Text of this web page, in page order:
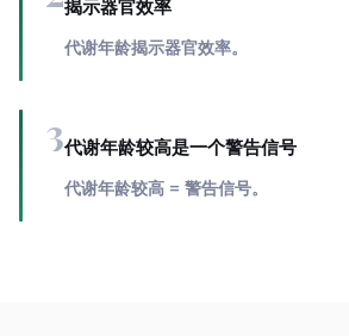
揭示器官效率
代谢年龄揭示器官效率。
3代谢年龄较高是一个警告信号
代谢年龄较高 = 警告信号。